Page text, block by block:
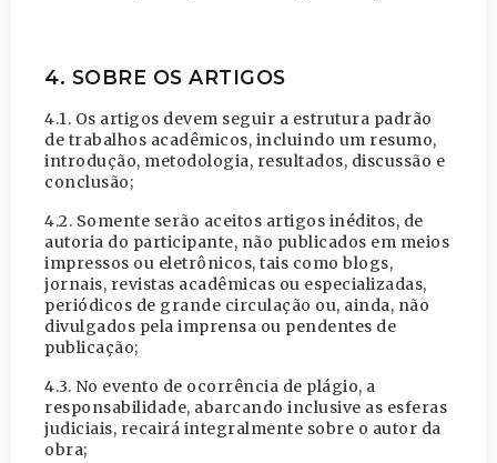
4. SOBRE OS ARTIGOS
4.1. Os artigos devem seguir a estrutura padrão
de trabalhos acadêmicos, incluindo um resumo,
introdução, metodologia, resultados, discussão e
conclusão;
4.2. Somente serão aceitos artigos inéditos, de
autoria do participante, não publicados em meios
impressos ou eletrônicos, tais como blogs,
jornais, revistas acadêmicas ou especializadas,
periódicos de grande circulação ou, ainda, não
divulgados pela imprensa ou pendentes de
publicação;
4.3. No evento de ocorrência de plágio, a
responsabilidade, abarcando inclusive as esferas
judiciais, recairá integralmente sobre o autor da
obra;